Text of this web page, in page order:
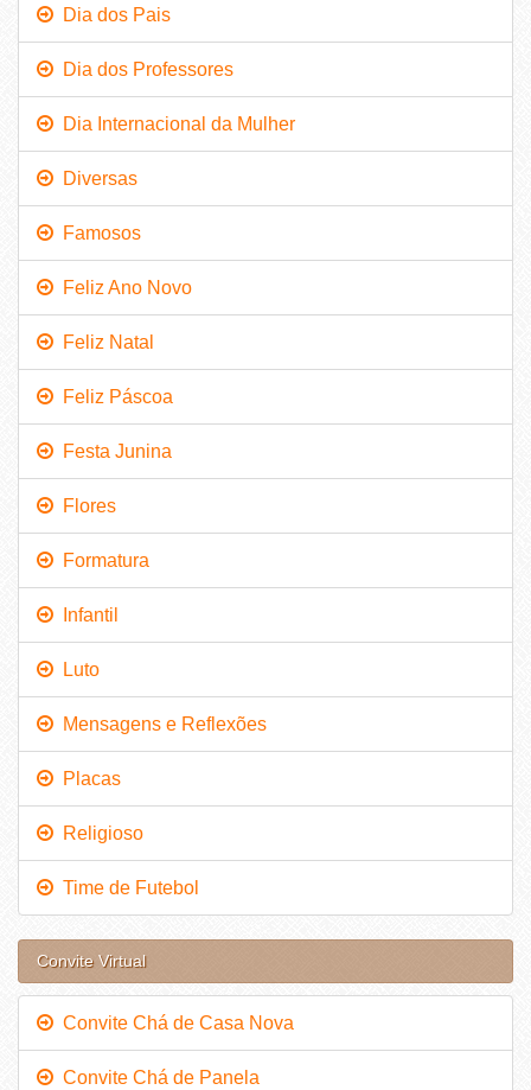
Dia dos Pais
Dia dos Professores
Dia Internacional da Mulher
Diversas
Famosos
Feliz Ano Novo
Feliz Natal
Feliz Páscoa
Festa Junina
Flores
Formatura
Infantil
Luto
Mensagens e Reflexões
Placas
Religioso
Time de Futebol
Convite Virtual
Convite Chá de Casa Nova
Convite Chá de Panela